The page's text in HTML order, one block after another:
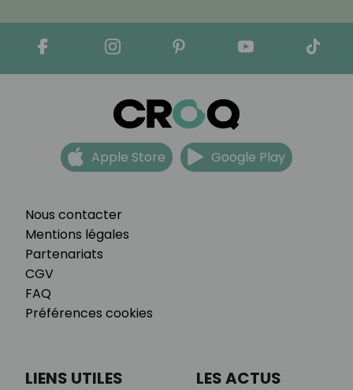
Nous contacter
Mentions légales
Partenariats
CGV
FAQ
Préférences cookies
Apple Store Google Play
LIENS UTILES LES ACTUS